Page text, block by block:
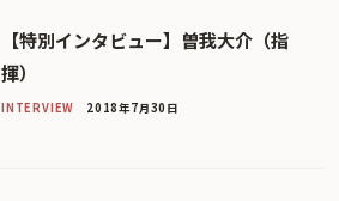
【特別インタビュー】曽我大介（指
揮）
INTERVIEW 2018年7月30日